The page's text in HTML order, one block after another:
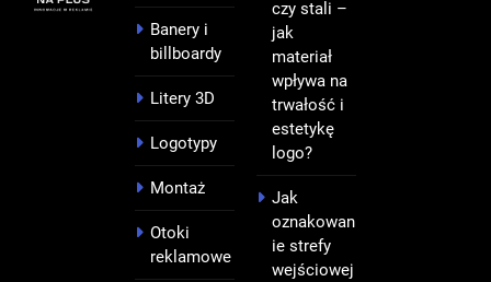
Banery i
billboardy
Litery 3D
Logotypy
Montaż
Otoki
reklamowe
czy stali –
jak
materiał
wpływa na
trwałość i
estetykę
logo?
Jak
oznakowan
ie strefy
wejściowej